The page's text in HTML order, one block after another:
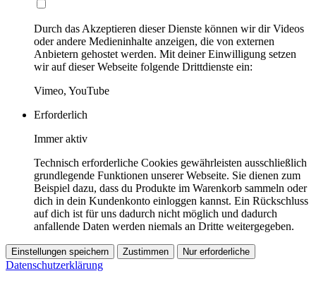
Durch das Akzeptieren dieser Dienste können wir dir Videos
oder andere Medieninhalte anzeigen, die von externen
Anbietern gehostet werden. Mit deiner Einwilligung setzen
wir auf dieser Webseite folgende Drittdienste ein:
Vimeo, YouTube
Erforderlich
Immer aktiv
Technisch erforderliche Cookies gewährleisten ausschließlich
grundlegende Funktionen unserer Webseite. Sie dienen zum
Beispiel dazu, dass du Produkte im Warenkorb sammeln oder
dich in dein Kundenkonto einloggen kannst. Ein Rückschluss
auf dich ist für uns dadurch nicht möglich und dadurch
anfallende Daten werden niemals an Dritte weitergegeben.
Einstellungen speichern Zustimmen Nur erforderliche
Datenschutzerklärung